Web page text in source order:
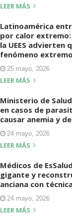
LEER MÁS
Latinoamérica
por calor
la UEES advierten
fenómeno extremo
25 mayo, 2026
LEER MÁS
Ministerio de
en casos de
causar anemia y
24 mayo, 2026
LEER MÁS
Médicos de
gigante y
anciana con
24 mayo, 2026
LEER MÁS